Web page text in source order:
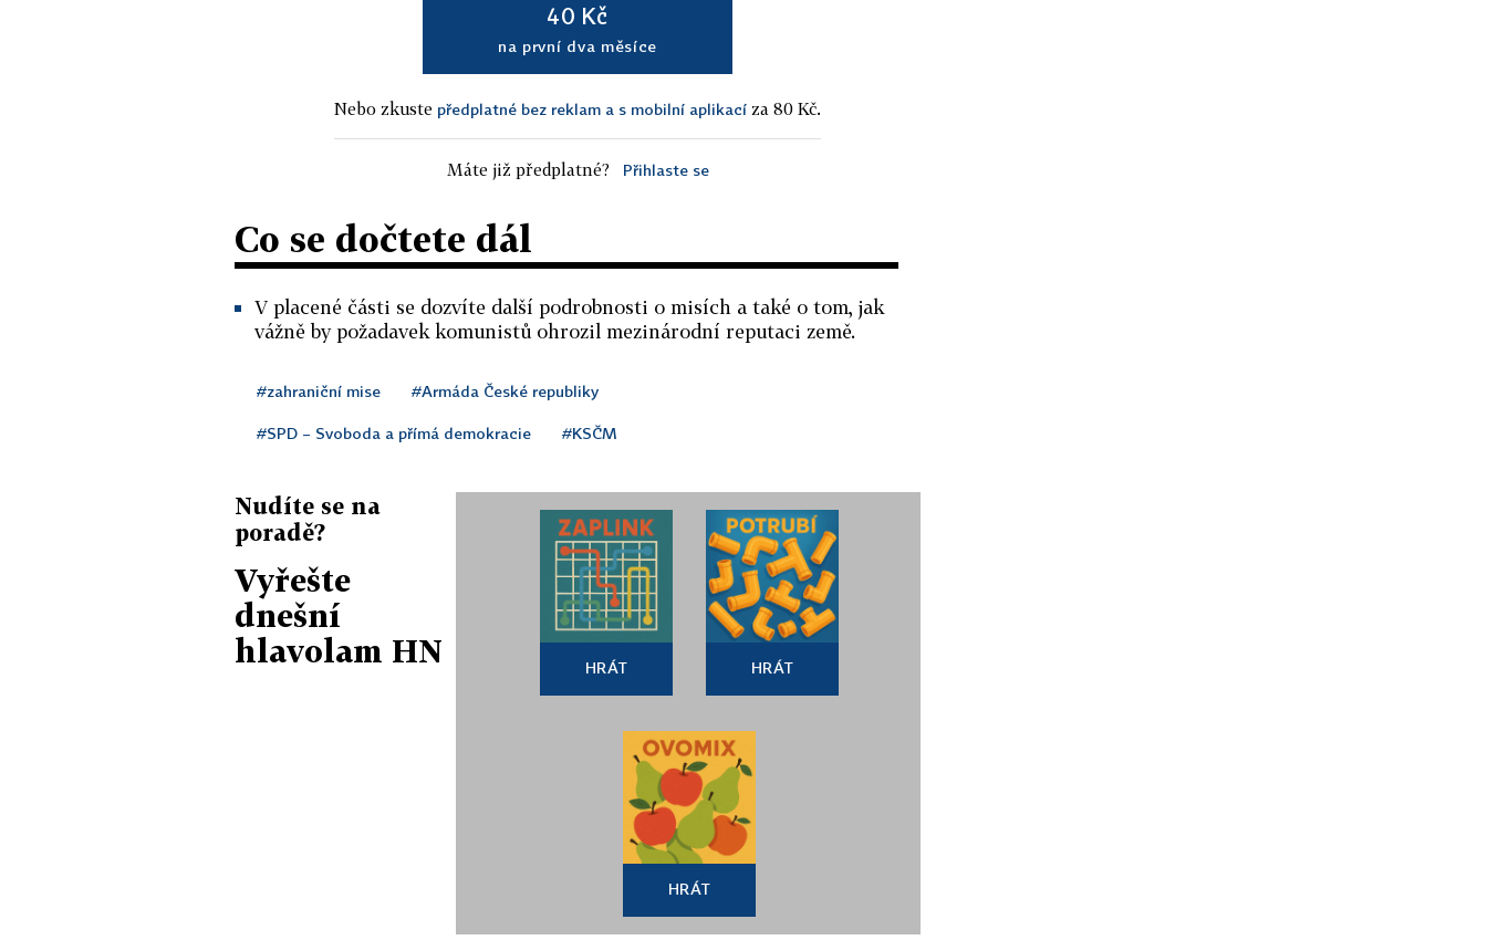
40 Kč
na první dva měsíce
Nebo zkuste předplatné bez reklam a s mobilní aplikací za 80 Kč.
Máte již předplatné? Přihlaste se
Co se dočtete dál
V placené části se dozvíte další podrobnosti o misích a také o tom, jak
vážně by požadavek komunistů ohrozil mezinárodní reputaci země.
#zahraniční mise #Armáda České republiky
#SPD – Svoboda a přímá demokracie #KSČM
Nudíte se na
poradě?
Vyřešte
dnešní
hlavolam HN
HRÁT HRÁT
HRÁT